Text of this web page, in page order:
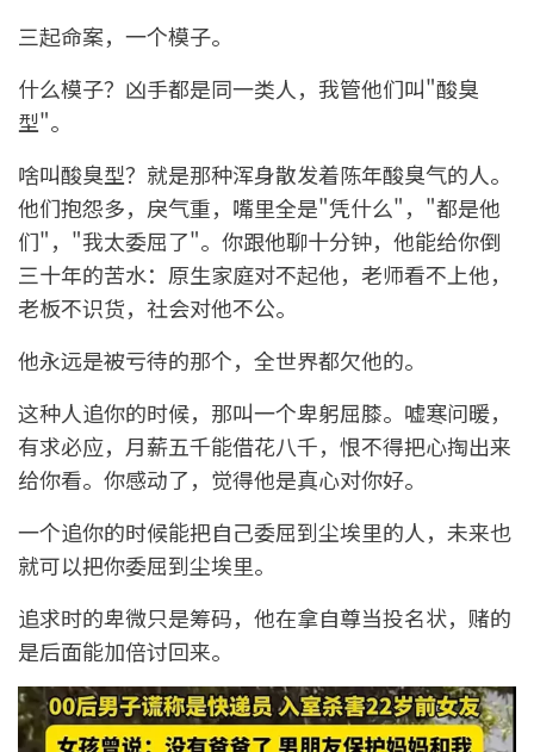
三起命案，一个模子。
什么模子？凶手都是同一类人，我管他们叫"酸臭
型"。
啥叫酸臭型？就是那种浑身散发着陈年酸臭气的人。
他们抱怨多，戾气重，嘴里全是"凭什么"，"都是他
们"，"我太委屈了"。你跟他聊十分钟，他能给你倒
三十年的苦水：原生家庭对不起他，老师看不上他，
老板不识货，社会对他不公。
他永远是被亏待的那个，全世界都欠他的。
这种人追你的时候，那叫一个卑躬屈膝。嘘寒问暖，
有求必应，月薪五千能借花八千，恨不得把心掏出来
给你看。你感动了，觉得他是真心对你好。
一个追你的时候能把自己委屈到尘埃里的人，未来也
就可以把你委屈到尘埃里。
追求时的卑微只是筹码，他在拿自尊当投名状，赌的
是后面能加倍讨回来。